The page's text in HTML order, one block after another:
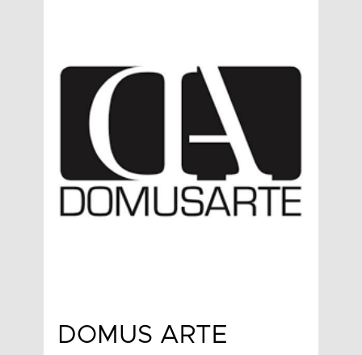
DOMUS ARTE